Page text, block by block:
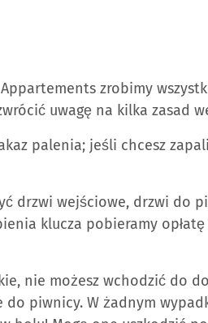
zrobimy
uwagę na kilka zasad
palenia; jeśli chcesz
drzwi wejściowe, drzwi do
klucza pobieramy opłatę
nie możesz wchodzić do
piwnicy. W żadnym